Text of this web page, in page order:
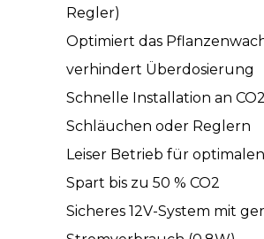
Regler)
Optimiert das
verhindert Überdosierung
Schnelle Installation an
Schläuchen oder Reglern
Leiser Betrieb für
Spart bis zu 50 % CO2
Sicheres 12V-System mit